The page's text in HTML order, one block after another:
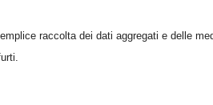
raccolta dei dati aggregati e delle